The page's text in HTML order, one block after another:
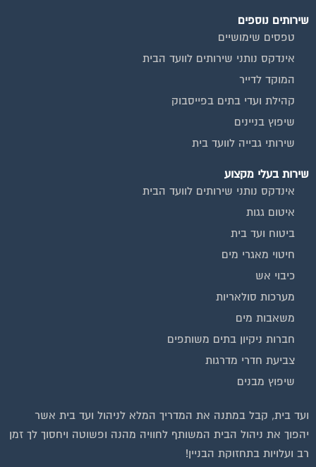
שירותים נוספים
טפסים שימושיים
אינדקס נותני שירותים לוועד הבית
המוקד לדייר
קהילת ועדי בתים בפייסבוק
שיפוץ בניינים
שירותי גבייה לוועד בית
שירות בעלי מקצוע
אינדקס נותני שירותים לוועד הבית
איטום גגות
ביטוח ועד בית
חיטוי מאגרי מים
כיבוי אש
מערכות סולאריות
משאבות מים
חברות ניקיון בתים משותפים
צביעת חדרי מדרגות
שיפוץ מבנים
ועד בית, קבל במתנה את המדריך המלא לניהול ועד בית אשר
יהפוך את ניהול הבית המשותף לחוויה מהנה ופשוטה ויחסוך לך זמן
רב ועלויות בתחזוקת הבניין!